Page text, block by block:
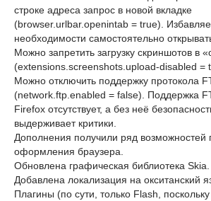
строке адреса запрос в новой вкладке
(browser.urlbar.openintab = true).
необходимости самостоятельно
Можно запретить загрузку скриншотов в
(extensions.screenshots.upload-disabled =
Можно отключить поддержку протокола
(network.ftp.enabled = false). Поддержка
Firefox отсутствует, а без неё
выдерживает критики.
Дополнения получили ряд
оформления браузера.
Обновлена графическая библиотека Skia.
Добавлена локализация на окситанский
Плагины (по сути, только Flash,